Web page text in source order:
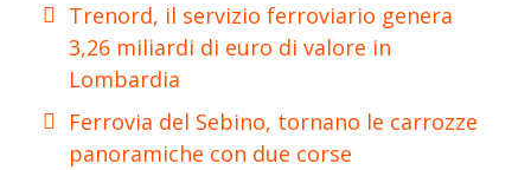
Trenord, il servizio ferroviario genera
3,26 miliardi di euro di valore in
Lombardia
Ferrovia del Sebino, tornano le carrozze
panoramiche con due corse